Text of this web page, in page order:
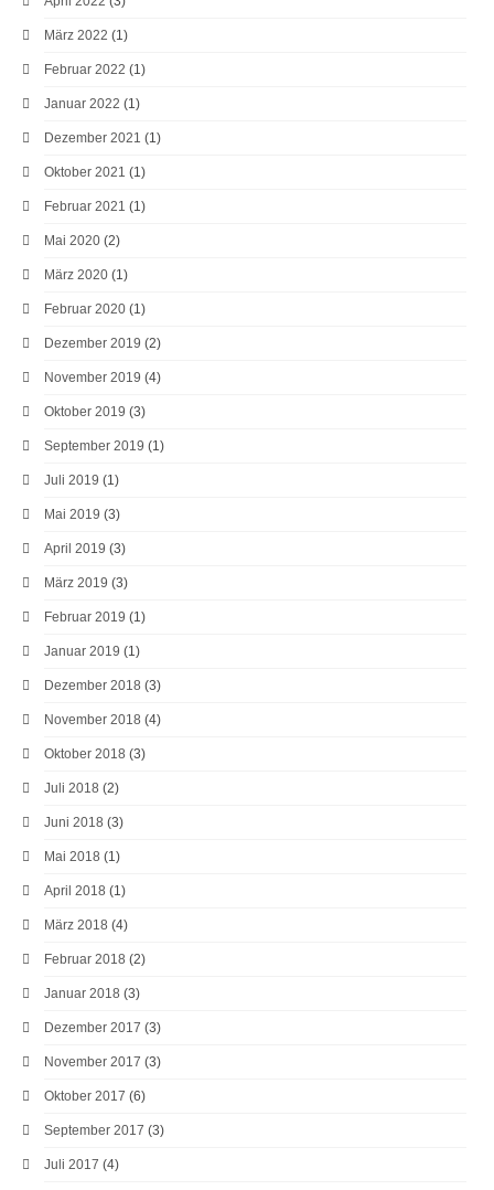
März 2022 (1)
Februar 2022 (1)
Januar 2022 (1)
Dezember 2021 (1)
Oktober 2021 (1)
Februar 2021 (1)
Mai 2020 (2)
März 2020 (1)
Februar 2020 (1)
Dezember 2019 (2)
November 2019 (4)
Oktober 2019 (3)
September 2019 (1)
Juli 2019 (1)
Mai 2019 (3)
April 2019 (3)
März 2019 (3)
Februar 2019 (1)
Januar 2019 (1)
Dezember 2018 (3)
November 2018 (4)
Oktober 2018 (3)
Juli 2018 (2)
Juni 2018 (3)
Mai 2018 (1)
April 2018 (1)
März 2018 (4)
Februar 2018 (2)
Januar 2018 (3)
Dezember 2017 (3)
November 2017 (3)
Oktober 2017 (6)
September 2017 (3)
Juli 2017 (4)